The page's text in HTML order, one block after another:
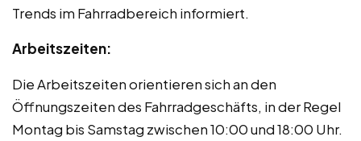
Trends im Fahrradbereich informiert.
Arbeitszeiten:
Die Arbeitszeiten orientieren sich an den
Öffnungszeiten des Fahrradgeschäfts, in der Regel
Montag bis Samstag zwischen 10:00 und 18:00 Uhr.